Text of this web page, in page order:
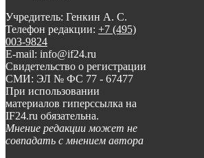
Учредитель: Генкин А. С.
Телефон редакции: +7 (495)
003-9824
E-mail: info@if24.ru
Свидетельство о регистрации
СМИ: ЭЛ № ФС 77 - 67477
При использовании
материалов гиперссылка на
IF24.ru обязательна.
Мнение редакции может не
совпадать с мнением автора